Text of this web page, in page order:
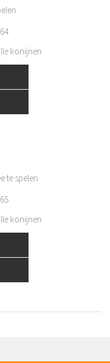
konijnen
te spelen
konijnen